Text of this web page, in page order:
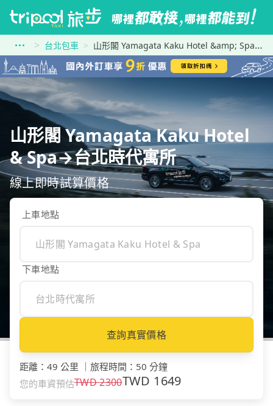
台北包車 山形閣 Yamagata Kaku Hotel &amp; Spa到台北時代寓所
山形閣 Yamagata Kaku Hotel
& Spa→台北時代寓所
線上即時試算價格
上車地點
下車地點
查詢真實價格
距離 ： 49 公里 旅程時間 ： 50 分鐘
您的車資預估TWD2300TWD 1649